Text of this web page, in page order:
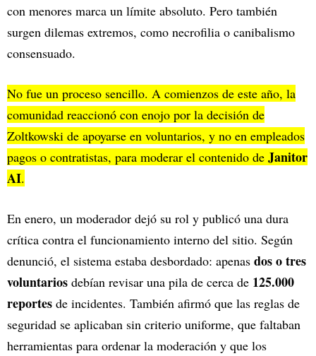
con menores marca un límite absoluto. Pero también
surgen dilemas extremos, como necrofilia o canibalismo
consensuado.
No fue un proceso sencillo. A comienzos de este año, la
comunidad reaccionó con enojo por la decisión de
Zoltkowski de apoyarse en voluntarios, y no en empleados
pagos o contratistas, para moderar el contenido de Janitor
AI.
En enero, un moderador dejó su rol y publicó una dura
crítica contra el funcionamiento interno del sitio. Según
denunció, el sistema estaba desbordado: apenas dos o tres
voluntarios debían revisar una pila de cerca de 125.000
reportes de incidentes. También afirmó que las reglas de
seguridad se aplicaban sin criterio uniforme, que faltaban
herramientas para ordenar la moderación y que los